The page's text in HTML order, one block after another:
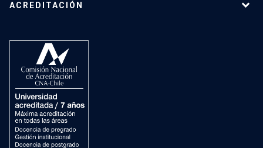
ACREDITACIÓN